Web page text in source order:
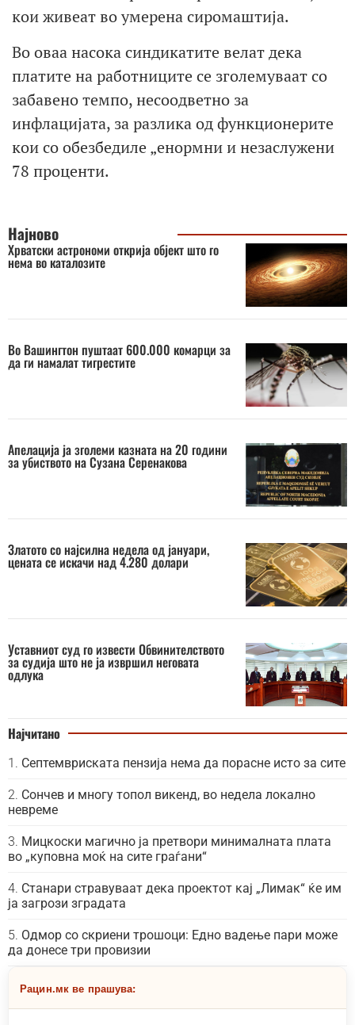
кои живеат во умерена сиромаштија.
Во оваа насока синдикатите велат дека
платите на работниците се зголемуваат со
забавено темпо, несоодветно за
инфлацијата, за разлика од функционерите
кои со обезбедиле „енормни и незаслужени
78 проценти.
Најново
Хрватски астрономи открија објект што го
нема во каталозите
Во Вашингтон пуштаат 600.000 комарци за
да ги намалат тигрестите
Апелација ја зголеми казната на 20 години
за убиството на Сузана Серенакова
Златото со најсилна недела од јануари,
цената се искачи над 4.280 долари
Уставниот суд го извести Обвинителството
за судија што не ја извршил неговата
одлука
Најчитано
Септемвриската пензија нема да порасне исто за сите
Сончев и многу топол викенд, во недела локално
невреме
Мицкоски магично ја претвори минималната плата
во „куповна моќ на сите граѓани“
Станари стравуваат дека проектот кај „Лимак“ ќе им
ја загрози зградата
Одмор со скриени трошоци: Едно вадење пари може
да донесе три провизии
Рацин.мк ве прашува: